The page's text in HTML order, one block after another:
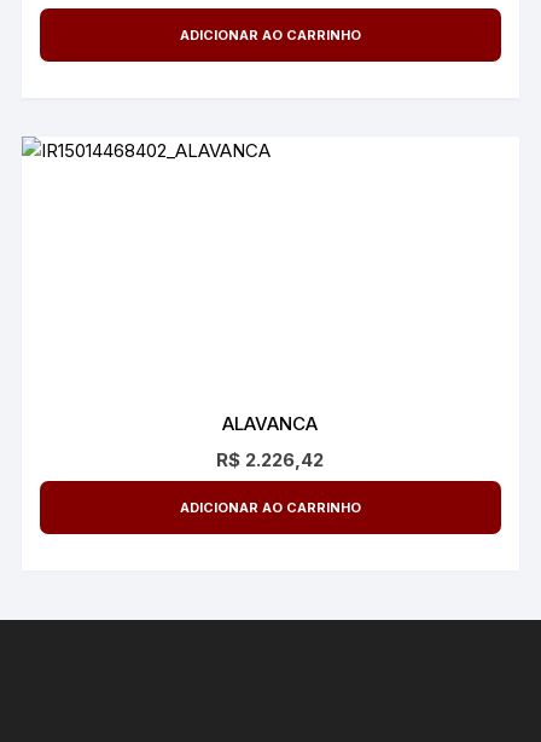
ADICIONAR AO CARRINHO
ALAVANCA
R$ 2.226,42
ADICIONAR AO CARRINHO